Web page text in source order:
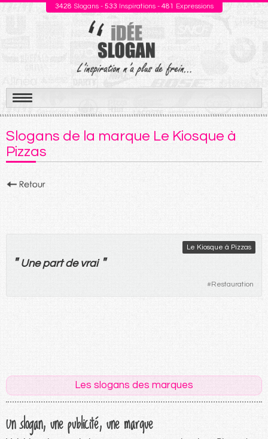
3428 Slogans - 533 Inspirations - 481 Expressions
Aller
au
contenu
Slogans de la marque Le Kiosque à
Pizzas
Le Kiosque à Pizzas
" Une part de vrai "
#Restauration
Les slogans des marques
Un slogan, une publicité, une marque